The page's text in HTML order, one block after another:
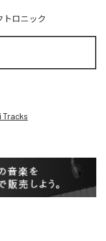
トロニック
Tracks